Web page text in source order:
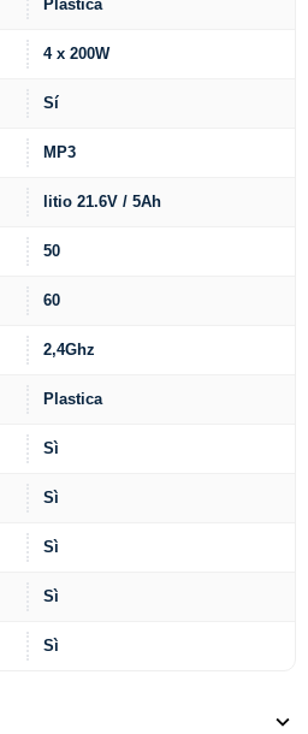
Plastica
4 x 200W
Sí
MP3
litio 21.6V / 5Ah
50
60
2,4Ghz
Plastica
Sì
Sì
Sì
Sì
Sì